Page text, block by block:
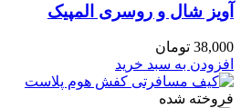
آویز شال و روسری المپیک
38,000 تومان
افزودن به سبد خرید
فروخته شده